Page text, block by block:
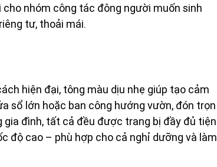
nhóm công tác đông người muốn sinh
tư, thoải mái.
hiện đại, tông màu dịu nhẹ giúp tạo cảm
sổ lớn hoặc ban công hướng vườn, đón trọn
gia đình, tất cả đều được trang bị đầy đủ tiện
độ cao – phù hợp cho cả nghỉ dưỡng và làm